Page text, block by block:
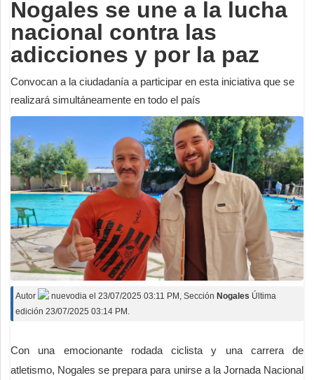
Nogales se une a la lucha
nacional contra las
adicciones y por la paz
Convocan a la ciudadanía a participar en esta iniciativa que se
realizará simultáneamente en todo el país
Autor nuevodia el 23/07/2025 03:11 PM , Sección Nogales Última
edición 23/07/2025 03:14 PM.
Con una emocionante rodada ciclista y una carrera de
atletismo, Nogales se prepara para unirse a la Jornada Nacional